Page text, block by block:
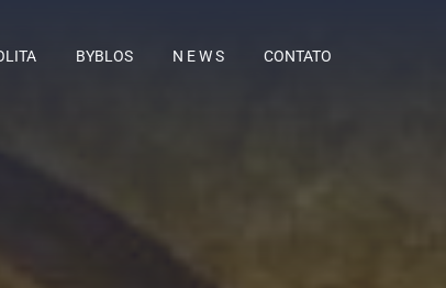
BYBLOS N E W S CONTATO